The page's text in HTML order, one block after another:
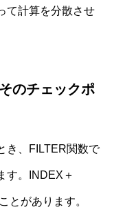
て計算を分散させ
のチェックポ
き、FILTER関数で
す。INDEX＋
とがあります。